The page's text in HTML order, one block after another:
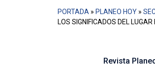
PORTADA » PLANEO HOY »
LOS SIGNIFICADOS DEL
Revista